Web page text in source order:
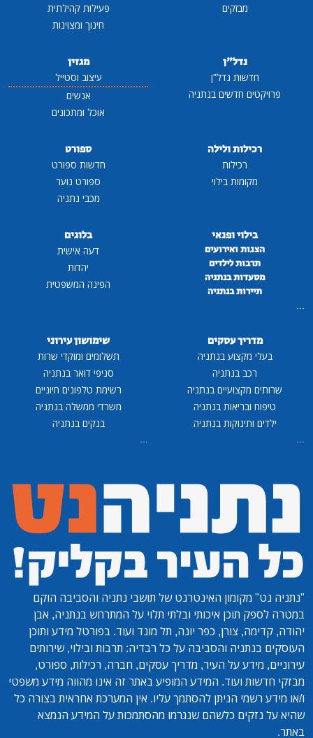
מבזקים
פעילות קהילתית
חינוך ומצוינות
נדל"ן
חדשות נדל"ן
פרויקטים חדשים בנתניה
מגזין
עיצוב וסטייל
אנשים
אוכל ומתכונים
רכילות ולילה
רכילות
מקומות בילוי
ספורט
חדשות ספורט
ספורט נוער
מכבי נתניה
בילוי ופנאי
הצגות ואירועים
תרבות לילדים
מסעדות בנתניה
תיירות בנתניה
בלוגים
דעה אישית
יהדות
הפינה המשפטית
מדריך עסקים
בעלי מקצוע בנתניה
רכב בנתניה
שרותים מקצועיים בנתניה
טיפוח ובריאות בנתניה
ילדים ותינוקות בנתניה
שימושון עירוני
תשלומים ומוקדי שרות
סניפי דואר בנתניה
רשימת טלפונים חיוניים
משרדי ממשלה בנתניה
בנקים בנתניה
"נתניה נט" מקומון האינטרנט של תושבי נתניה והסביבה הוקם
במטרה לספק תוכן איכותי ובלתי תלוי על המתרחש בנתניה, אבן
יהודה, קדימה, צורן, כפר יונה, תל מונד ועוד. בפורטל מידע ותוכן
העוסקים בנתניה והסביבה על כל רבדיה: תרבות ובילוי, שירותים
עירוניים, מידע על העיר, מדריך עסקים, חברה, רכילות, ספורט,
מבזקי חדשות ועוד. המידע המופיע באתר זה אינו מהווה מידע משפטי
ו/או מידע רשמי הניתן להסתמך עליו. אין המערכת אחראית בצורה כל
שהיא על נזקים כלשהם שנגרמו מהסתמכות על המידע הנמצא
באתר.